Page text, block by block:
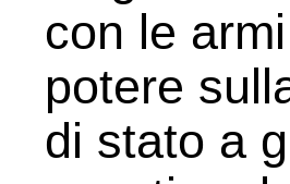
con le
potere
di stato a